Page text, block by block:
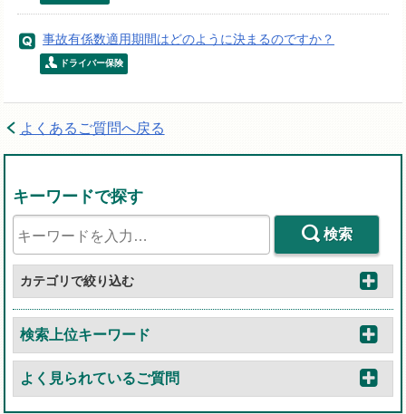
事故有係数適用期間はどのように決まるのですか？
ドライバー保険
よくあるご質問へ戻る
キーワードで探す
検索
カテゴリで絞り込む
検索上位キーワード
よく見られているご質問